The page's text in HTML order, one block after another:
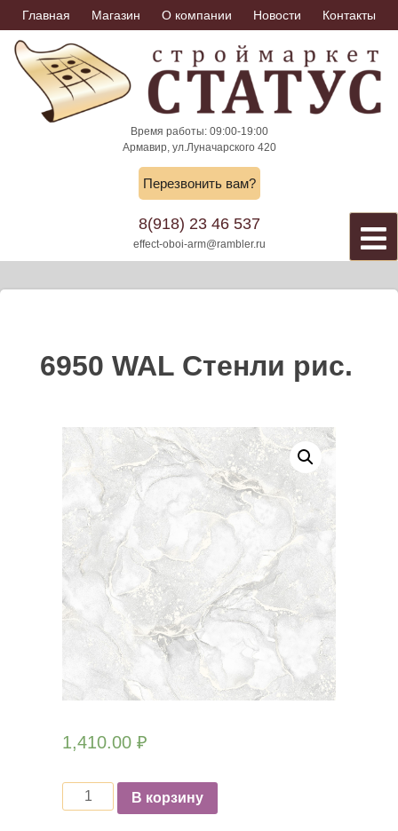
Skip
to
content
Главная Магазин О компании Новости Контакты
Время работы: 09:00-19:00
Армавир, ул.Луначарского 420
Перезвонить вам?
8(918) 23 46 537
effect-oboi-arm@rambler.ru
6950 WAL Стенли рис.
1,410.00 ₽
КоличествоВ корзину